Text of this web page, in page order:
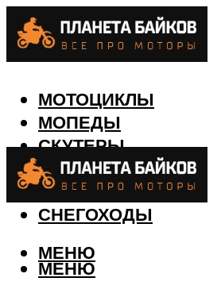
МОТОЦИКЛЫ
МОПЕДЫ
СКУТЕРЫ
КВАДРОЦИКЛЫ
ЛОДКИ
СНЕГОХОДЫ
МЕНЮ
МЕНЮ